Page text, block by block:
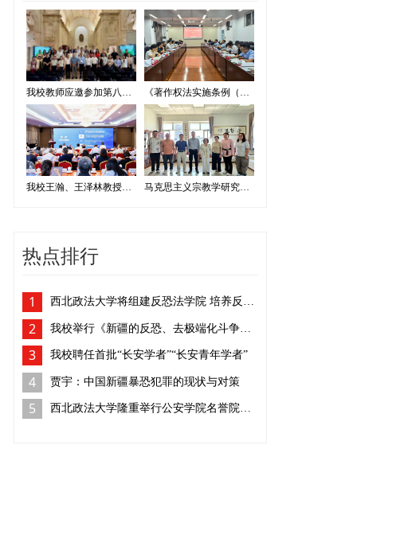
我校教师应邀参加第八届证据法学和法庭科学国际会议并作学术报告 《著作权法实施条例（修订草案征求意见稿）》专家研讨会在我校举办
我校王瀚、王泽林教授出席2026海洋治理与发展学术论坛 马克思主义宗教学研究中心赴内蒙古宗教工作研究会调研座谈
热点排行
1 西北政法大学将组建反恐法学院 培养反恐法治人才
2 我校举行《新疆的反恐、去极端化斗争与人权保障》白皮书学习座谈会
3 我校聘任首批“长安学者”“长安青年学者”
4 贾宇：中国新疆暴恐犯罪的现状与对策
5 西北政法大学隆重举行公安学院名誉院长、客座教授聘任仪式